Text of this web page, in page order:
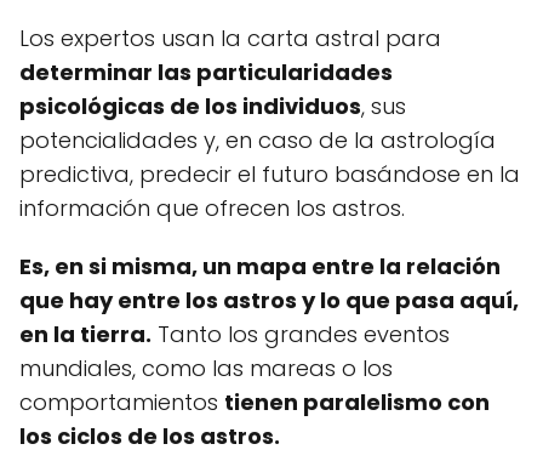
Los expertos usan la carta astral para
determinar las particularidades
psicológicas de los individuos, sus
potencialidades y, en caso de la astrología
predictiva, predecir el futuro basándose en la
información que ofrecen los astros.
Es, en si misma, un mapa entre la relación
que hay entre los astros y lo que pasa aquí,
en la tierra. Tanto los grandes eventos
mundiales, como las mareas o los
comportamientos tienen paralelismo con
los ciclos de los astros.